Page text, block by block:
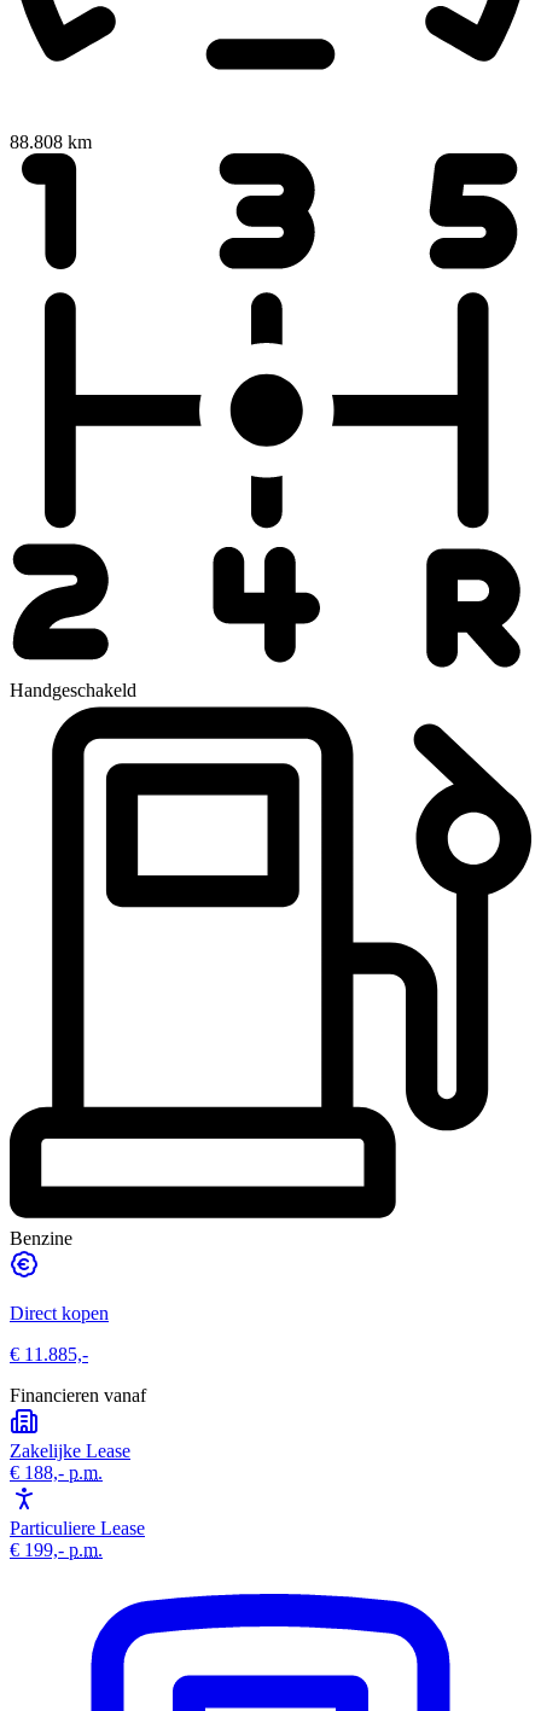
88.808 km
Handgeschakeld
Benzine
Direct kopen
€ 11.885,-
Financieren vanaf
Zakelijke Lease
€ 188,- p.m.
Particuliere Lease
€ 199,- p.m.